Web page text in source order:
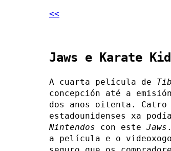
<<
Jaws e Karate Kid
A cuarta película de
concepción até a
dos anos oitenta. Catro
estadounidenses xa
Nintendos con esteJaws
a película e o